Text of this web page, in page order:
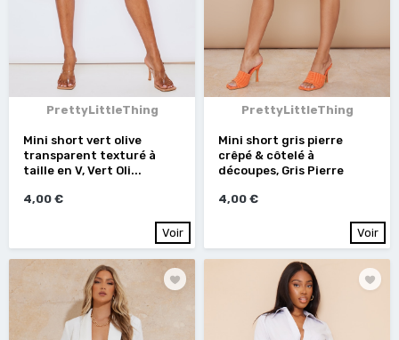
PrettyLittleThing
Mini short vert olive
transparent texturé à
taille en V, Vert Oli...
4,00 €
Voir
PrettyLittleThing
Mini short gris pierre
crêpé & côtelé à
découpes, Gris Pierre
4,00 €
Voir